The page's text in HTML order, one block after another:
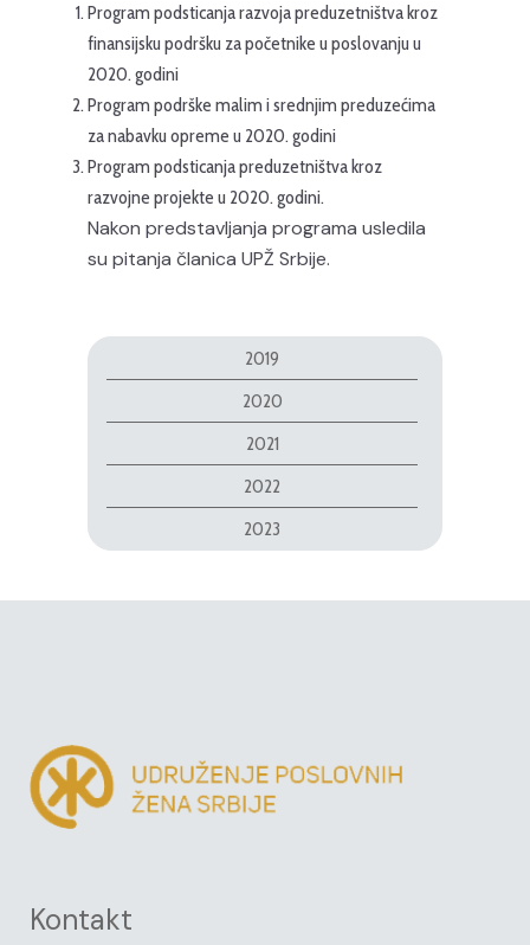
Program podsticanja razvoja preduzetništva kroz
finansijsku podršku za početnike u poslovanju u
2020. godini
Program podrške malim i srednjim preduzećima
za nabavku opreme u 2020. godini
Program podsticanja preduzetništva kroz
razvojne projekte u 2020. godini.
Nakon predstavljanja programa usledila
su pitanja članica UPŽ Srbije.
2019
2020
2021
2022
2023
Kontakt